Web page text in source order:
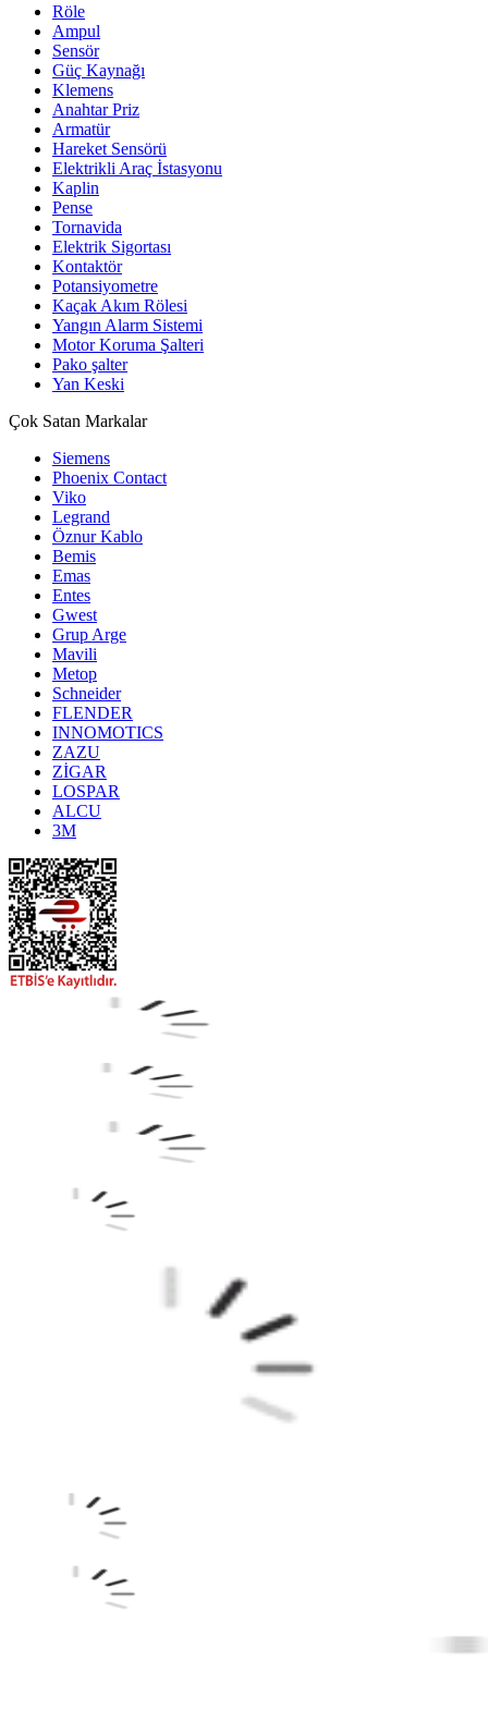
Röle
Ampul
Sensör
Güç Kaynağı
Klemens
Anahtar Priz
Armatür
Hareket Sensörü
Elektrikli Araç İstasyonu
Kaplin
Pense
Tornavida
Elektrik Sigortası
Kontaktör
Potansiyometre
Kaçak Akım Rölesi
Yangın Alarm Sistemi
Motor Koruma Şalteri
Pako şalter
Yan Keski
Çok Satan Markalar
Siemens
Phoenix Contact
Viko
Legrand
Öznur Kablo
Bemis
Emas
Entes
Gwest
Grup Arge
Mavili
Metop
Schneider
FLENDER
INNOMOTICS
ZAZU
ZİGAR
LOSPAR
ALCU
3M